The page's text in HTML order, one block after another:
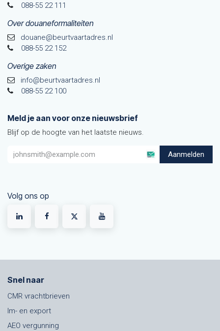
088-55 22 111
Over douaneformaliteiten
douane@beurtvaarta​dres.nl
088-55 22 152
Overige zaken
info@beurtvaartadres.nl
088-55 22 100
Meld je aan voor onze nieuwsbrief
Blijf op de hoogte van het laatste nieuws.
Aanmelden
Volg ons op
Snel naar
CMR vrachtbrieven
Im- en export
AEO vergunning